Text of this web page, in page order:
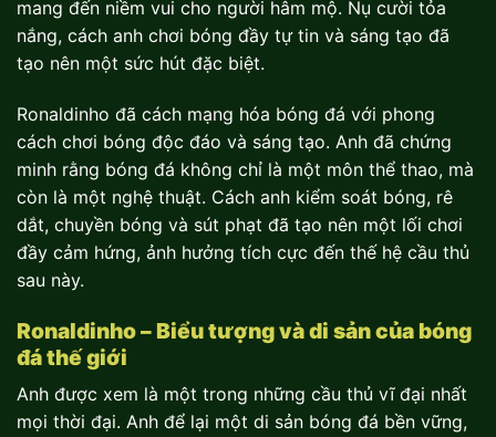
mang đến niềm vui cho người hâm mộ. Nụ cười tỏa
nắng, cách anh chơi bóng đầy tự tin và sáng tạo đã
tạo nên một sức hút đặc biệt.
Ronaldinho đã cách mạng hóa bóng đá với phong
cách chơi bóng độc đáo và sáng tạo. Anh đã chứng
minh rằng bóng đá không chỉ là một môn thể thao, mà
còn là một nghệ thuật. Cách anh kiểm soát bóng, rê
dắt, chuyền bóng và sút phạt đã tạo nên một lối chơi
đầy cảm hứng, ảnh hưởng tích cực đến thế hệ cầu thủ
sau này.
Ronaldinho – Biểu tượng và di sản của bóng
đá thế giới
Anh được xem là một trong những cầu thủ vĩ đại nhất
mọi thời đại. Anh để lại một di sản bóng đá bền vững,